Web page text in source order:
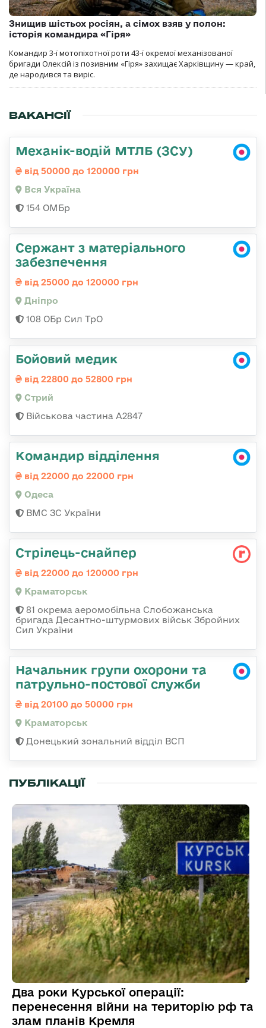
Знищив шістьох росіян, а сімох взяв у полон:
історія командира «Гіря»
Командир 3-ї мотопіхотної роти 43-ї окремої механізованої
бригади Олексій із позивним «Гіря» захищає Харківщину — край,
де народився та виріс.
ВАКАНСІЇ
Механік-водій МТЛБ (ЗСУ)
від 50000 до 120000 грн
Вся Україна
154 ОМБр
Сержант з матеріального
забезпечення
від 25000 до 120000 грн
Дніпро
108 ОБр Сил ТрО
Бойовий медик
від 22800 до 52800 грн
Стрий
Військова частина А2847
Командир відділення
від 22000 до 22000 грн
Одеса
ВМС ЗС України
Стрілець-снайпер
від 22000 до 120000 грн
Краматорськ
81 окрема аеромобільна Слобожанська
бригада Десантно-штурмових військ Збройних
Сил України
Начальник групи охорони та
патрульно-постової служби
від 20100 до 50000 грн
Краматорськ
Донецький зональний відділ ВСП
ПУБЛІКАЦІЇ
Два роки Курської операції:
перенесення війни на територію рф та
злам планів Кремля